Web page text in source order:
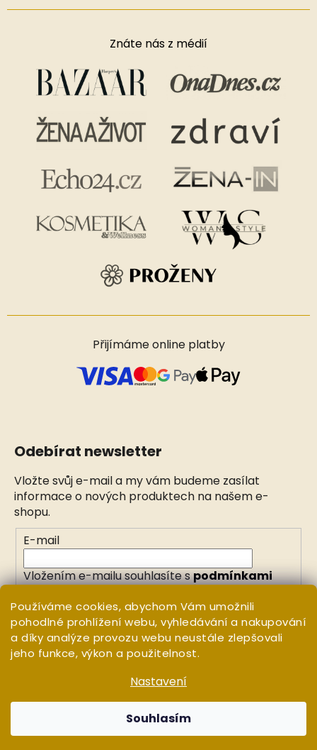
Používáme cookies, abychom Vám umožnili
pohodlné prohlížení webu, vyhledávání a nakupování
a díky analýze provozu webu neustále zlepšovali
jeho funkce, výkon a použitelnost.
Nastavení
Souhlasím
Znáte nás z médií
Přijímáme online platby
Odebírat newsletter
Vložte svůj e-mail a my vám budeme zasílat
informace o nových produktech na našem e-
shopu.
E-mail
Vložením e-mailu souhlasíte spodmínkami
PŘIHLÁSIT SE
Vytvořil Shoptet
WHITE ORCHID